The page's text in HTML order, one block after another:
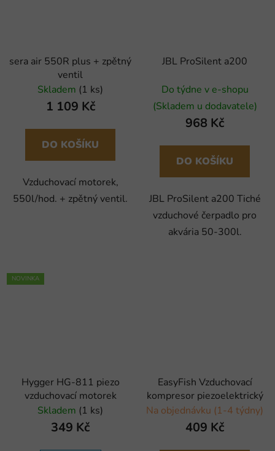
sera air 550R plus + zpětný
ventil
Skladem (1 ks)
1 109 Kč
DO KOŠÍKU
Vzduchovací motorek,
550l/hod. + zpětný ventil.
JBL ProSilent a200
Do týdne v e-shopu
(Skladem u dodavatele)
968 Kč
DO KOŠÍKU
JBL ProSilent a200 Tiché
vzduchové čerpadlo pro
akvária 50-300l.
NOVINKA
Hygger HG-811 piezo
vzduchovací motorek
Skladem (1 ks)
349 Kč
EasyFish Vzduchovací
kompresor piezoelektrický
Na objednávku (1-4 týdny)
409 Kč